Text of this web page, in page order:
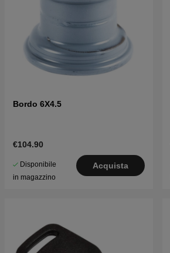
Bordo 6X4.5
€104.90
Disponibile
in magazzino
Acquista